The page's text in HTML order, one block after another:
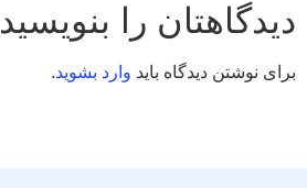
دیدگاهتان را بنویسید
برای نوشتن دیدگاه باید وارد بشوید.